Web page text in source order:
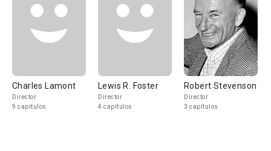
Charles Lamont
Director
9 capítulos
Lewis R. Foster
Director
4 capítulos
Robert Stevenson
Director
3 capítulos